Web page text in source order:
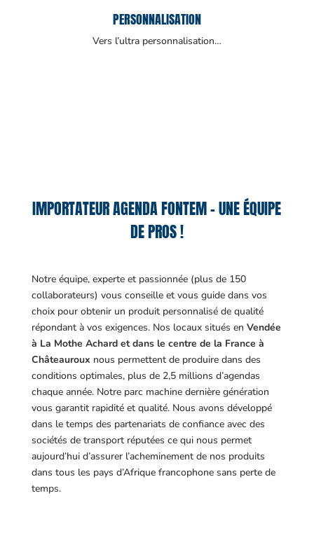
PERSONNALISATION
Vers l’ultra personnalisation…
IMPORTATEUR AGENDA FONTEM – UNE ÉQUIPE
DE PROS !
Notre équipe, experte et passionnée (plus de 150
collaborateurs) vous conseille et vous guide dans vos
choix pour obtenir un produit personnalisé de qualité
répondant à vos exigences. Nos locaux situés en Vendée
à La Mothe Achard et dans le centre de la France à
Châteauroux nous permettent de produire dans des
conditions optimales, plus de 2,5 millions d’agendas
chaque année. Notre parc machine dernière génération
vous garantit rapidité et qualité. Nous avons développé
dans le temps des partenariats de confiance avec des
sociétés de transport réputées ce qui nous permet
aujourd’hui d’assurer l’acheminement de nos produits
dans tous les pays d’Afrique francophone sans perte de
temps.